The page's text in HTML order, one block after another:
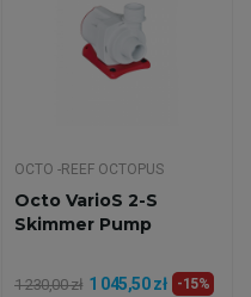
OCTO -REEF OCTOPUS
Octo VarioS 2-S
Skimmer Pump
1 230,00 zł 1 045,50 zł -15%